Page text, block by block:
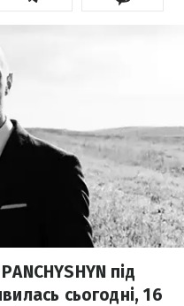
під
сьогодні, 16